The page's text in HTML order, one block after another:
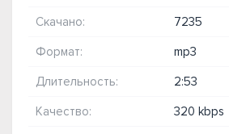
Скачано: 7235
Формат: mp3
Длительность: 2:53
Качество: 320 kbps